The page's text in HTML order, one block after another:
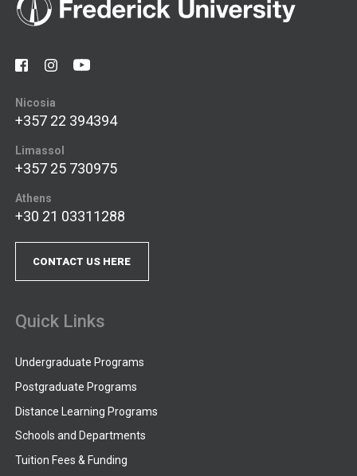
Nicosia
+357 22 394394
Limassol
+357 25 730975
Athens
+30 21 03311288
CONTACT US HERE
Quick Links
Undergraduate Programs
Postgraduate Programs
Distance Learning Programs
Schools and Departments
Tuition Fees & Funding